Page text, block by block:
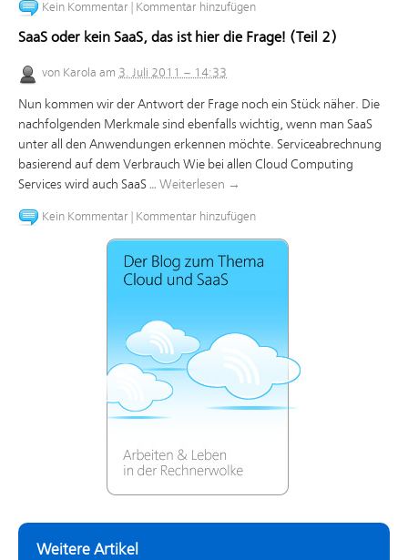
Kein Kommentar Kommentar hinzufügen
SaaS oder kein SaaS, das ist hier die Frage! (Teil 2)
von Karola am 3. Juli 2011 – 14:33
Nun kommen wir der Antwort der Frage noch ein Stück näher. Die
nachfolgenden Merkmale sind ebenfalls wichtig, wenn man SaaS
unter all den Anwendungen erkennen möchte. Serviceabrechnung
basierend auf dem Verbrauch Wie bei allen Cloud Computing
Services wird auch SaaS … Weiterlesen →
Kein Kommentar Kommentar hinzufügen
Weitere Artikel